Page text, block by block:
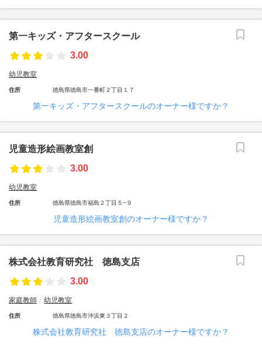
第一キッズ・アフタースクール
3.00
幼児教室
住所 徳島県徳島市一番町２丁目１７
第一キッズ・アフタースクールのオーナー様ですか？
児童造形絵画教室創
3.00
幼児教室
住所 徳島県徳島市福島２丁目５−９
児童造形絵画教室創のオーナー様ですか？
株式会社教育研究社 徳島支店
3.00
家庭教師 幼児教室
住所 徳島県徳島市沖浜東３丁目２
株式会社教育研究社 徳島支店のオーナー様ですか？